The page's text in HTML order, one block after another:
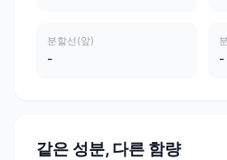
분할선(앞)
- -
같은 성분, 다른 함량